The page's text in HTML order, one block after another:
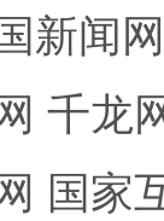
新闻网
千龙
国家